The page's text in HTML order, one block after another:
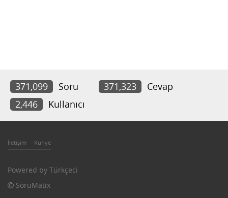
371,099 Soru 371,323
Cevap
2,446
Kullanıcı
İletişim Künye
Powered by Türkçeci
SoruMatix